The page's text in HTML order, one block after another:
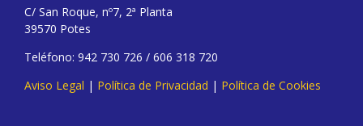
C/ San Roque, nº7, 2ª Planta
39570 Potes
Teléfono: 942 730 726 / 606 318 720
Aviso Legal | Política de Privacidad | Política de Cookies